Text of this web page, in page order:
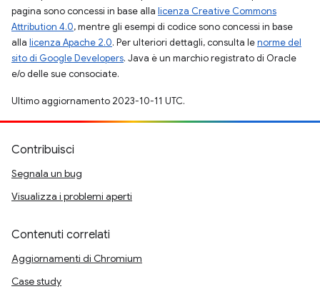
pagina sono concessi in base alla licenza Creative Commons
Attribution 4.0, mentre gli esempi di codice sono concessi in base
alla licenza Apache 2.0. Per ulteriori dettagli, consulta lenorme del
sito di Google Developers. Java è un marchio registrato di Oracle
e/o delle sue consociate.
Ultimo aggiornamento 2023-10-11 UTC.
Contribuisci
Segnala un bug
Visualizza i problemi aperti
Contenuti correlati
Aggiornamenti di Chromium
Case study